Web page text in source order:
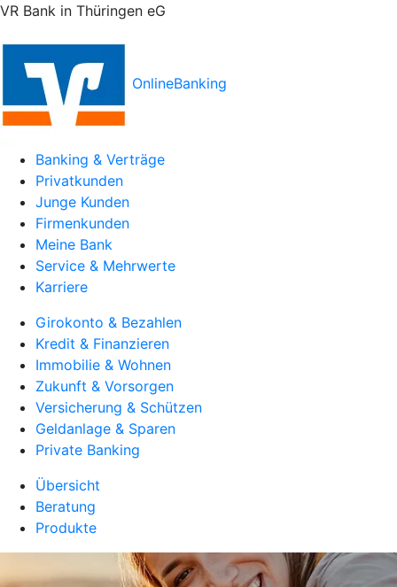
VR Bank in Thüringen eG
OnlineBanking
Banking & Verträge
Privatkunden
Junge Kunden
Firmenkunden
Meine Bank
Service & Mehrwerte
Karriere
Girokonto & Bezahlen
Kredit & Finanzieren
Immobilie & Wohnen
Zukunft & Vorsorgen
Versicherung & Schützen
Geldanlage & Sparen
Private Banking
Übersicht
Beratung
Produkte